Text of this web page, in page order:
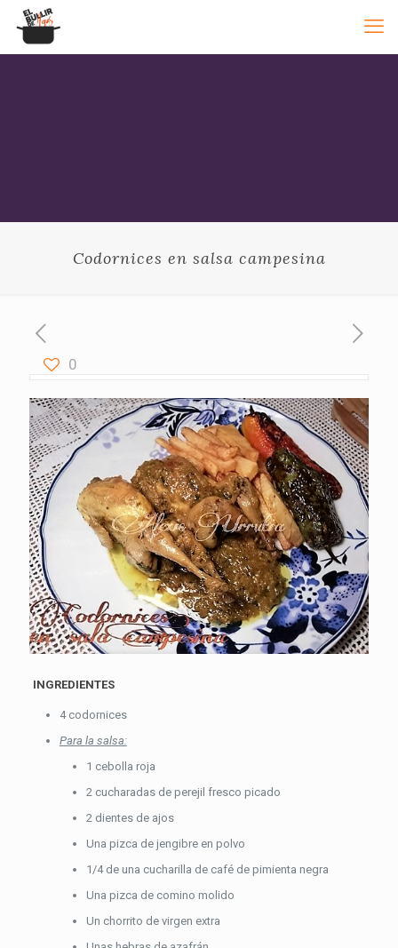
Codornices en salsa campesina
0
INGREDIENTES
4 codornices
Para la salsa:
1 cebolla roja
2 cucharadas de perejil fresco picado
2 dientes de ajos
Una pizca de jengibre en polvo
1/4 de una cucharilla de café de pimienta negra
Una pizca de comino molido
Un chorrito de virgen extra